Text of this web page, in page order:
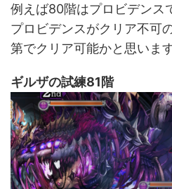
例えば80階はプロビデンス
プロビデンスがクリア不可
第でクリア可能かと思います
ギルザの試練81階